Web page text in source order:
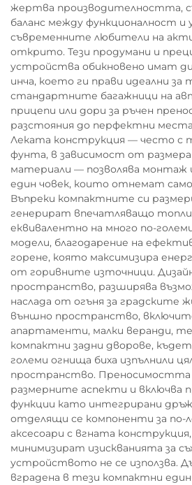
жертва производителността,
баланс между функционалност и
съвременните любители на
открито. Тези продумани и
устройства обикновено имат
инча, което ги прави идеални
стандартните багажници на
прицепи или дори за ръчен
разстояния до перфектни
Леката конструкция — често с
фунта, в зависимост от размера
материали — позволява
един човек, които отнемат
Въпреки компактните си
генерират впечатляващо
еквивалентно на много по-
модели, благодарение на
горене, която максимизира
от горивните източници.
пространство, разширява
наслада от огъня за градските
външно пространство,
апартаменти, малки веранди,
компактни задни дворове,
големи огнища биха изпълнили
пространство. Преносимостта
размерните аспекти и включва
функции като интегрирани
отделящи се компоненти за по-
аксесоари с вгната
минимизират изискванията за
устройството не се използва.
вградена в тези компактни